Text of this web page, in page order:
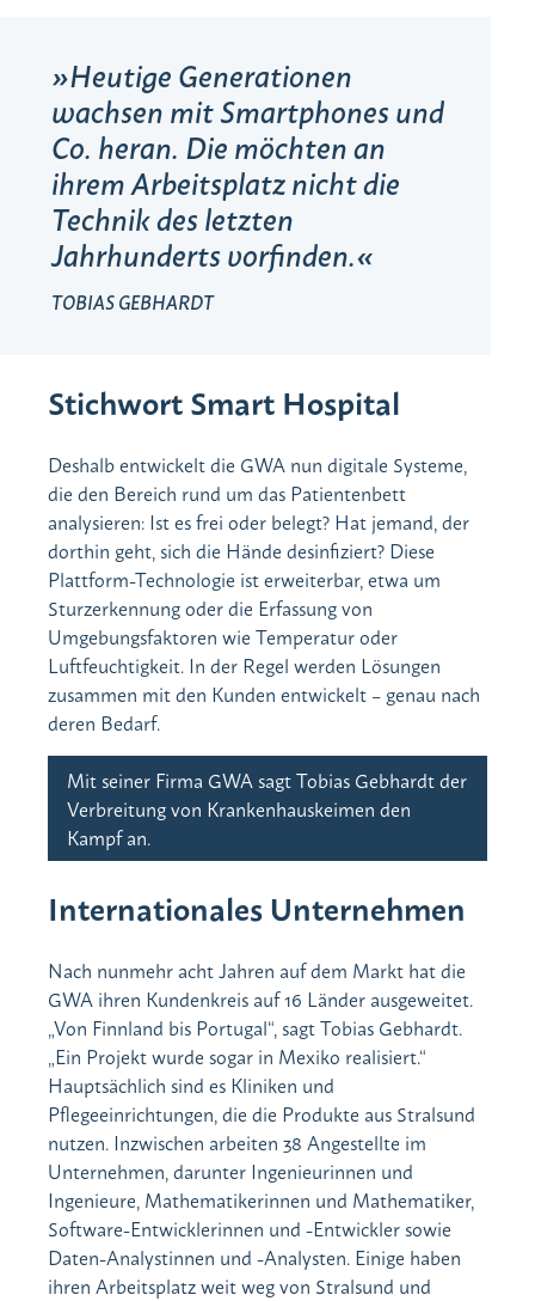
Heutige Generationen
wachsen mit Smartphones und
Co. heran. Die möchten an
ihrem Arbeitsplatz nicht die
Technik des letzten
Jahrhunderts vorfinden.
TOBIAS GEBHARDT
Stichwort Smart Hospital
Deshalb entwickelt die GWA nun digitale Systeme,
die den Bereich rund um das Patientenbett
analysieren: Ist es frei oder belegt? Hat jemand, der
dorthin geht, sich die Hände desinfiziert? Diese
Plattform-Technologie ist erweiterbar, etwa um
Sturzerkennung oder die Erfassung von
Umgebungsfaktoren wie Temperatur oder
Luftfeuchtigkeit. In der Regel werden Lösungen
zusammen mit den Kunden entwickelt – genau nach
deren Bedarf.
Mit seiner Firma GWA sagt Tobias Gebhardt der
Verbreitung von Krankenhauskeimen den
Kampf an.
Internationales Unternehmen
Nach nunmehr acht Jahren auf dem Markt hat die
GWA ihren Kundenkreis auf 16 Länder ausgeweitet.
„Von Finnland bis Portugal“, sagt Tobias Gebhardt.
„Ein Projekt wurde sogar in Mexiko realisiert.“
Hauptsächlich sind es Kliniken und
Pflegeeinrichtungen, die die Produkte aus Stralsund
nutzen. Inzwischen arbeiten 38 Angestellte im
Unternehmen, darunter Ingenieurinnen und
Ingenieure, Mathematikerinnen und Mathematiker,
Software-Entwicklerinnen und -Entwickler sowie
Daten-Analystinnen und -Analysten. Einige haben
ihren Arbeitsplatz weit weg von Stralsund und